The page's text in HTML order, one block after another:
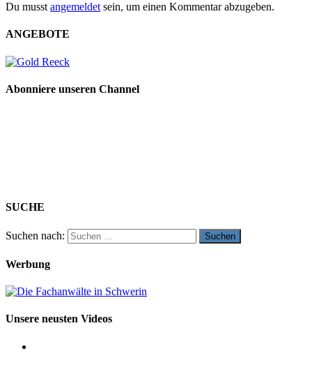
Du musst angemeldet sein, um einen Kommentar abzugeben.
ANGEBOTE
Abonniere unseren Channel
SUCHE
Suchen nach:
Werbung
Unsere neusten Videos